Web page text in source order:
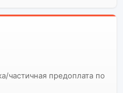
6Gb/128Gb Gold
глобальной
и
версия может
работа сервисов не
частичная предоплата по